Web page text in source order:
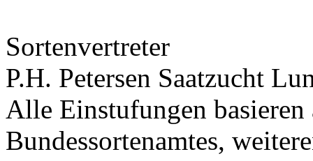
Sortenvertreter
P.H. Petersen Saatzucht
Alle Einstufungen basieren
Bundessortenamtes,